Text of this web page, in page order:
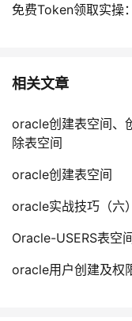
免费Token领取实操
相关文章
oracle创建表空间、
除表空间
oracle创建表空间
oracle实战技巧（六
Oracle-USERS表空
oracle用户创建及权